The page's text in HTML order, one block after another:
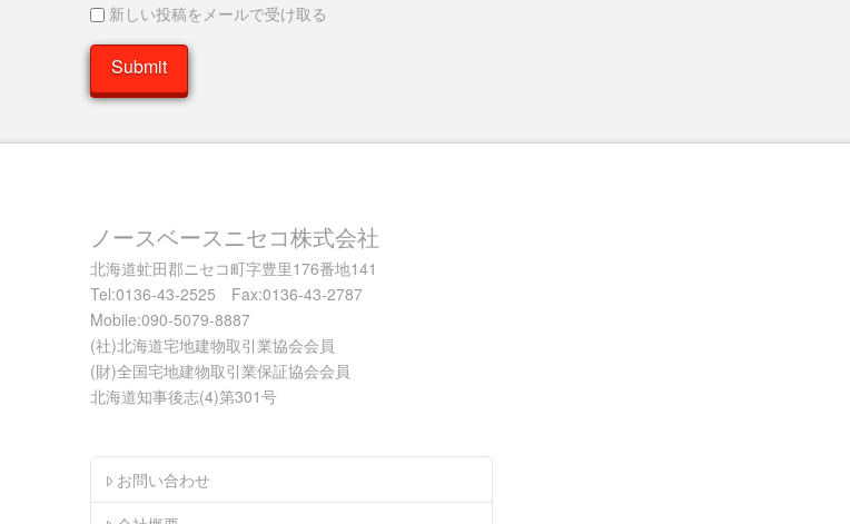
新しい投稿をメールで受け取る
ノースベースニセコ株式会社
北海道虻田郡ニセコ町字豊里176番地141
Tel:0136-43-2525 Fax:0136-43-2787
Mobile:090-5079-8887
(社)北海道宅地建物取引業協会会員
(財)全国宅地建物取引業保証協会会員
北海道知事後志(4)第301号
お問い合わせ